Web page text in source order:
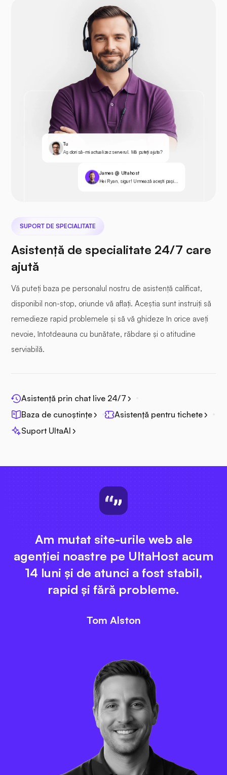
Tu
Aș dori să-mi actualizez serverul. Mă puteți ajuta?
James @ Ultahost
Hei Ryan, sigur! Urmează acești pași...
SUPORT DE SPECIALITATE
Asistență de specialitate 24/7 care
ajută
Vă puteți baza pe personalul nostru de asistență calificat,
disponibil non-stop, oriunde vă aflați. Aceștia sunt instruiți să
remedieze rapid problemele și să vă ghideze în orice aveți
nevoie, întotdeauna cu bunătate, răbdare și o atitudine
serviabilă.
Asistență prin chat live 24/7
Baza de cunoștințe
Asistență pentru tichete
Suport UltaAI
Am mutat site-urile web ale
agenției noastre pe UltaHost acum
14 luni și de atunci a fost stabil,
rapid și fără probleme.
Tom Alston